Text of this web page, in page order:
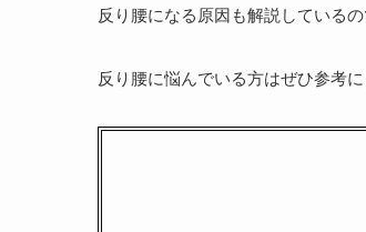
反り腰になる原因も解説している
反り腰に悩んでいる方はぜひ参考に